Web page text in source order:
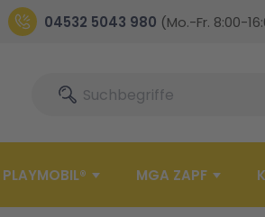
04532 5043 980 (Mo.-Fr. 8:00-
SucheSuche
PLAYMOBIL® MGA ZAPF